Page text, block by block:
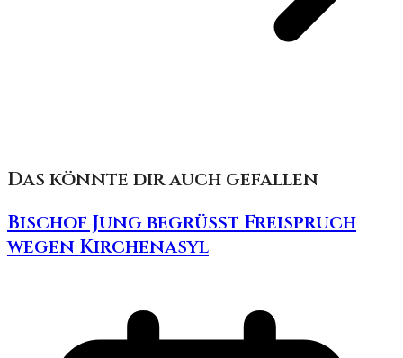
Das könnte dir auch gefallen
Bischof Jung begrüßt Freispruch
wegen Kirchenasyl